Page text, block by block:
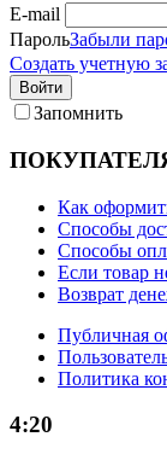
E-mail
ПарольЗабыли
Создать учетную
Войти
Запомнить
Как
Способы
Способы
Если товар
Возврат
Публичная
Политика
4:20